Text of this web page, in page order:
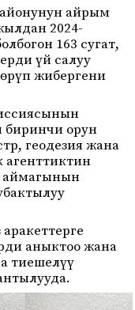
айрым
2024-
163 сугат,
үй салуу
жибергени
биринчи орун
геодезия жана
аймагынын
аныктоо жана
тиешелүү